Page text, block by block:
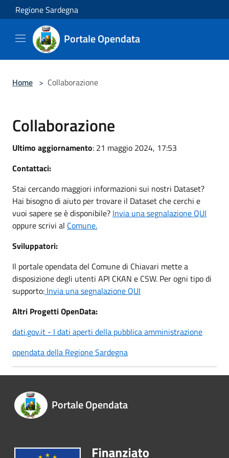
Salta al contenuto principale
Regione Sardegna
Portale Opendata
Home > Collaborazione
Collaborazione
Ultimo aggiornamento: 21 maggio 2024, 17:53
Contattaci:
Stai cercando maggiori informazioni sui nostri Dataset?
Hai bisogno di aiuto per trovare il Dataset che cerchi e
vuoi sapere se è disponibile? Invia una segnalazione QUI
oppure scrivi al Comune.
Sviluppatori:
Il portale opendata del Comune di Chiavari mette a
disposizione degli utenti API CKAN e CSW. Per ogni tipo di
supporto: Invia una segnalazione QUI
Altri Progetti OpenData:
dati.gov.it - I dati aperti della pubblica amministrazione
opendata della Regione Sardegna
Portale Opendata